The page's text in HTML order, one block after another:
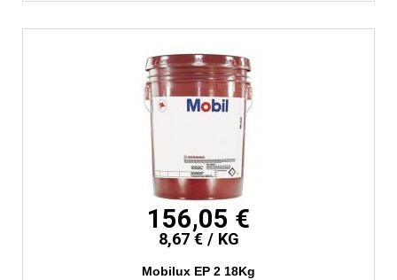
156,05 €
8,67 € / KG
Mobilux EP 2 18Kg